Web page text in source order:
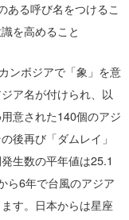
ある呼び名をつけるこ
を高めること
ンボジアで「象」を意
ア名が付けられ、以
意された140個のアジ
後再び「ダムレイ」
生数の平年値は25.1
ら6年で台風のアジア
す。日本からは星座